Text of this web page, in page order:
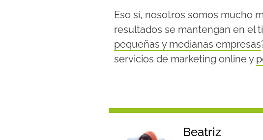
Eso sí, nosotros somos mucho
resultados se mantengan en el
pequeñas y medianas empresas
servicios de marketing online y
Beatriz